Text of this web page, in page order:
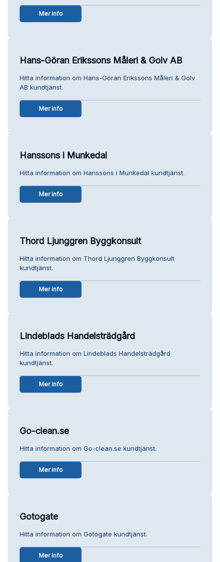
Mer info
Hans-Göran Erikssons Måleri & Golv AB
Hitta information om Hans-Göran Erikssons Måleri & Golv
AB kundtjänst.
Mer info
Hanssons i Munkedal
Hitta information om Hanssons i Munkedal kundtjänst.
Mer info
Thord Ljunggren Byggkonsult
Hitta information om Thord Ljunggren Byggkonsult
kundtjänst.
Mer info
Lindeblads Handelsträdgård
Hitta information om Lindeblads Handelsträdgård
kundtjänst.
Mer info
Go-clean.se
Hitta information om Go-clean.se kundtjänst.
Mer info
Gotogate
Hitta information om Gotogate kundtjänst.
Mer info